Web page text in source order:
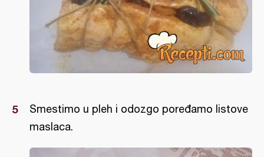
Smestimo u pleh i odozgo poređamo listove
maslaca.